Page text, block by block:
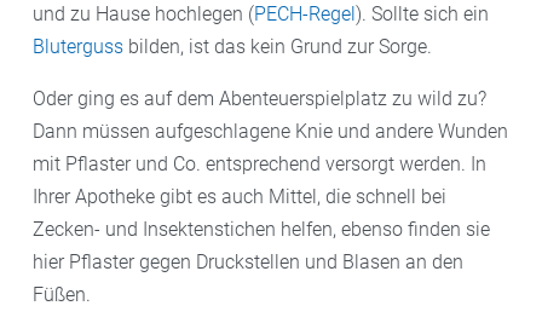
und zu Hause hochlegen (PECH-Regel). Sollte sich ein
Bluterguss bilden, ist das kein Grund zur Sorge.
Oder ging es auf dem Abenteuerspielplatz zu wild zu?
Dann müssen aufgeschlagene Knie und andere Wunden
mit Pflaster und Co. entsprechend versorgt werden. In
Ihrer Apotheke gibt es auch Mittel, die schnell bei
Zecken- und Insektenstichen helfen, ebenso finden sie
hier Pflaster gegen Druckstellen und Blasen an den
Füßen.